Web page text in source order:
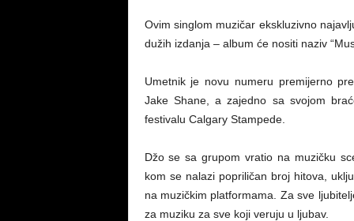
Ovim singlom muzičar ekskluzivno
dužih izdanja – album će nositi naziv
Umetnik je novu numeru premijerno
Jake Shane, a zajedno sa svojom
festivalu Calgary Stampede.
Džo se sa grupom vratio na muzičku
kom se nalazi popriličan broj hitova,
na muzičkim platformama. Za sve
za muziku za sve koji veruju u ljubav.